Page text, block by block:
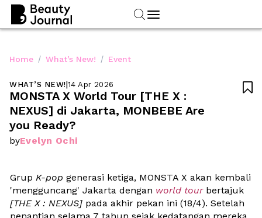
Home / What’s New! / Event
WHAT’S NEW!|14 Apr 2026
MONSTA X World Tour [THE X :
NEXUS] di Jakarta, MONBEBE Are
you Ready?
byEvelyn Ochi

Grup K-pop generasi ketiga, MONSTA X akan kembali
'mengguncang' Jakarta dengan world tour
[THE X : NEXUS] pada akhir pekan ini (18/4). Setelah